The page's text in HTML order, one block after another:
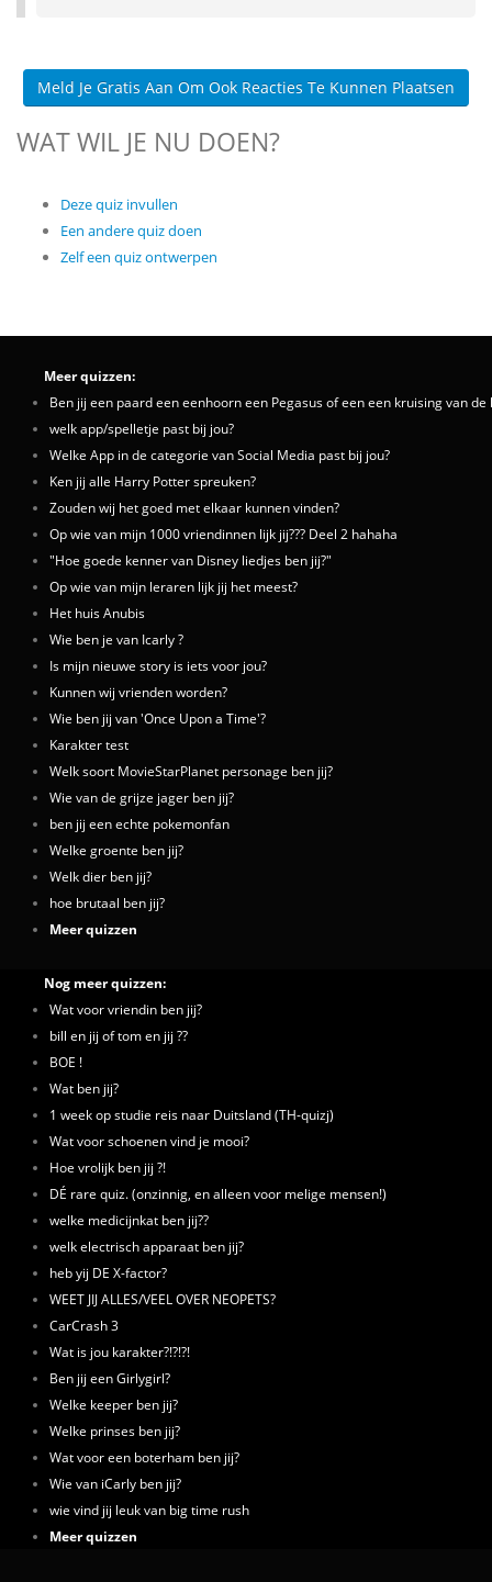
Meld Je Gratis Aan Om Ook Reacties Te Kunnen Plaatsen
WAT WIL JE NU DOEN?
Deze quiz invullen
Een andere quiz doen
Zelf een quiz ontwerpen
Meer quizzen:
Ben jij een paard een eenhoorn een Pegasus of een een kruising van de
welk app/spelletje past bij jou?
Welke App in de categorie van Social Media past bij jou?
Ken jij alle Harry Potter spreuken?
Zouden wij het goed met elkaar kunnen vinden?
Op wie van mijn 1000 vriendinnen lijk jij??? Deel 2 hahaha
"Hoe goede kenner van Disney liedjes ben jij?"
Op wie van mijn leraren lijk jij het meest?
Het huis Anubis
Wie ben je van Icarly ?
Is mijn nieuwe story is iets voor jou?
Kunnen wij vrienden worden?
Wie ben jij van 'Once Upon a Time'?
Karakter test
Welk soort MovieStarPlanet personage ben jij?
Wie van de grijze jager ben jij?
ben jij een echte pokemonfan
Welke groente ben jij?
Welk dier ben jij?
hoe brutaal ben jij?
Meer quizzen
Nog meer quizzen:
Wat voor vriendin ben jij?
bill en jij of tom en jij ??
BOE !
Wat ben jij?
1 week op studie reis naar Duitsland (TH-quizj)
Wat voor schoenen vind je mooi?
Hoe vrolijk ben jij ?!
DÉ rare quiz. (onzinnig, en alleen voor melige mensen!)
welke medicijnkat ben jij??
welk electrisch apparaat ben jij?
heb yij DE X-factor?
WEET JIJ ALLES/VEEL OVER NEOPETS?
CarCrash 3
Wat is jou karakter?!?!?!
Ben jij een Girlygirl?
Welke keeper ben jij?
Welke prinses ben jij?
Wat voor een boterham ben jij?
Wie van iCarly ben jij?
wie vind jij leuk van big time rush
Meer quizzen